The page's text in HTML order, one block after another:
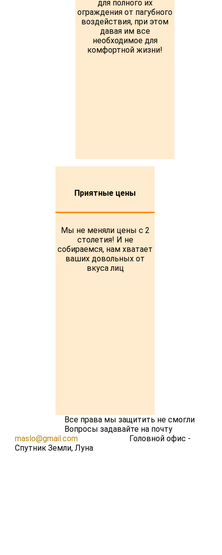
для полного их
ограждения от пагубного
воздействия, при этом
давая им все
необходимое для
комфортной жизни!
Приятные цены
Мы не меняли цены с 2
столетия! И не
собираемся, нам хватает
ваших довольных от
вкуса лиц
Все права мы защитить не смогли
Вопросы задавайте на почту
maslo@gmail.com
Головной офис -
Спутник Земли, Луна